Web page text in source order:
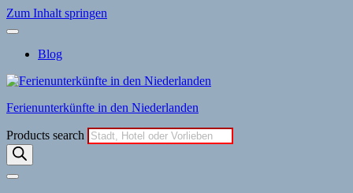
Zum Inhalt springen
Blog
Ferienunterkünfte in den Niederlanden
Products search